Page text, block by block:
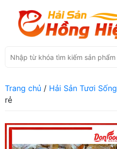
Trang chủ / Hải Sản Tươi Sống
rẻ